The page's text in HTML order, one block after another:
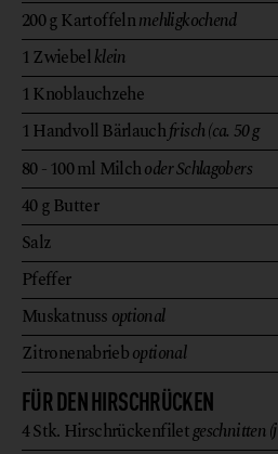
200gKartoffelnmehligkochend
1 Zwiebelklein
1 Knoblauchzehe
1 Handvoll Bärlauchfrisch (ca. 50 g
80 - 100ml Milchoder Schlagobers
40g Butter
Salz
Pfeffer
Muskatnuss optional
Zitronenabrieboptional
FÜR DEN HIRSCHRÜCKEN
4Stk. Hirschrückenfiletgeschnitten